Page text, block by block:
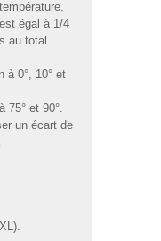
égal à 1/4
au total
à 0°, 10° et
75° et 90°.
un écart de